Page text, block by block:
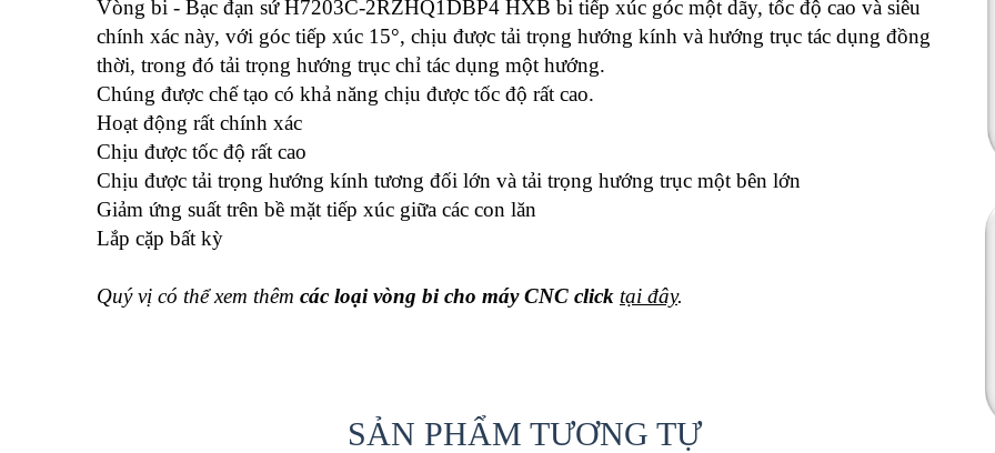
Vòng bi - Bạc đạn sứ H7203C-2RZHQ1DBP4 HXB bi tiếp xúc góc một dãy, tốc độ cao và siêu
chính xác này, với góc tiếp xúc 15°, chịu được tải trọng hướng kính và hướng trục tác dụng đồng
thời, trong đó tải trọng hướng trục chỉ tác dụng một hướng.
Chúng được chế tạo có khả năng chịu được tốc độ rất cao.
Hoạt động rất chính xác
Chịu được tốc độ rất cao
Chịu được tải trọng hướng kính tương đối lớn và tải trọng hướng trục một bên lớn
Giảm ứng suất trên bề mặt tiếp xúc giữa các con lăn
Lắp cặp bất kỳ
Quý vị có thể xem thêm các loại vòng bi cho máy CNC click tại đây.
SẢN PHẨM TƯƠNG TỰ